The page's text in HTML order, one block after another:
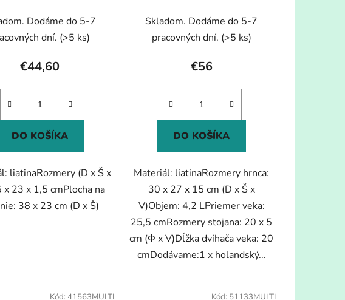
o
Dodáme do 5-7
dní. (>5 ks)
€44,60
DO KOŠÍKA
liatinaRozmery (D x Š x
x 23 x 1,5 cmPlocha na
38 x 23 cm (D x Š)
Skladom. Dodáme do 5-7
pracovných dní. (>5 ks)
€56
DO KOŠÍKA
Materiál: liatinaRozmery hrnca:
30 x 27 x 15 cm (D x Š x
V)Objem: 4,2 LPriemer veka:
25,5 cmRozmery stojana: 20 x 5
cm (Φ x V)Dĺžka dvíhača veka: 20
cmDodávame:1 x holandský...
Kód: 41563MULTI Kód: 51133MULTI